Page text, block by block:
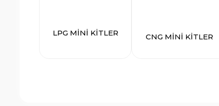
LPG MİNİ KİTLER CNG MİNİ KİTLER